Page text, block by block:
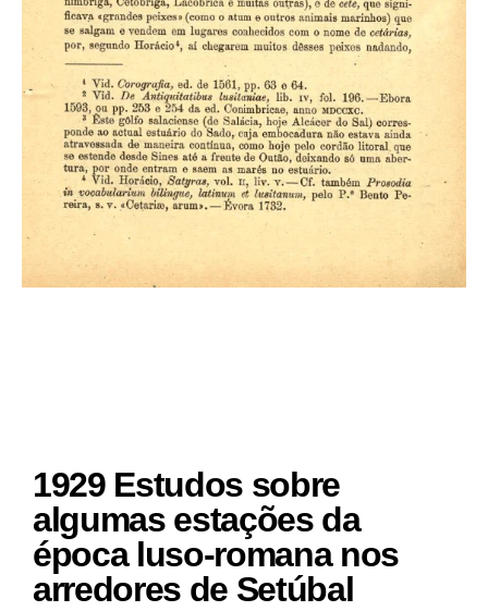
1929 Estudos sobre
algumas estações da
época luso-romana nos
arredores de Setúbal